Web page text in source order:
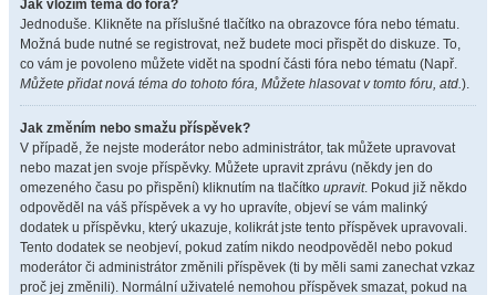
Jak vložím téma do fóra?
Jednoduše. Klikněte na příslušné tlačítko na obrazovce fóra nebo tématu.
Možná bude nutné se registrovat, než budete moci přispět do diskuze. To,
co vám je povoleno můžete vidět na spodní části fóra nebo tématu (Např.
Můžete přidat nová téma do tohoto fóra, Můžete hlasovat v tomto fóru, atd.).
Jak změním nebo smažu příspěvek?
V případě, že nejste moderátor nebo administrátor, tak můžete upravovat
nebo mazat jen svoje příspěvky. Můžete upravit zprávu (někdy jen do
omezeného času po přispění) kliknutím na tlačítko upravit. Pokud již někdo
odpověděl na váš příspěvek a vy ho upravíte, objeví se vám malinký
dodatek u příspěvku, který ukazuje, kolikrát jste tento příspěvek upravovali.
Tento dodatek se neobjeví, pokud zatím nikdo neodpověděl nebo pokud
moderátor či administrátor změnili příspěvek (ti by měli sami zanechat vzkaz
proč jej změnili). Normální uživatelé nemohou příspěvek smazat, pokud na